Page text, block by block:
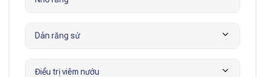
Dán răng sứ
Điều trị viêm nướu